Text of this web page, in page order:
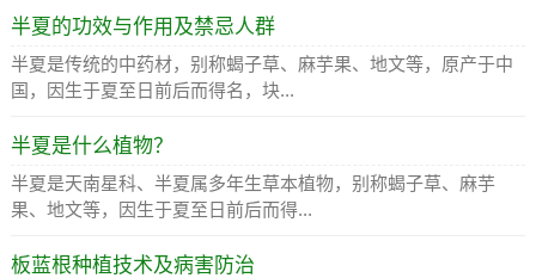
半夏的功效与作用及禁忌人群
半夏是传统的中药材，别称蝎子草、麻芋果、地文等，原产于中
国，因生于夏至日前后而得名，块...
半夏是什么植物？
半夏是天南星科、半夏属多年生草本植物，别称蝎子草、麻芋
果、地文等，因生于夏至日前后而得...
板蓝根种植技术及病害防治